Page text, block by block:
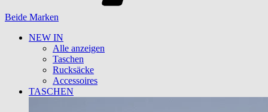
Beide Marken
NEW IN
Alle anzeigen
Taschen
Rucksäcke
Accessoires
TASCHEN